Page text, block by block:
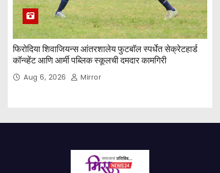
फिरोदिया शिवाजियन्स आंतरशालेय फुटबॉल स्पर्धेत सेक्रेटहार्ड
कॉन्व्हेंट आणि आर्मी पब्लिक स्कूलची दमदार कामगिरी
Aug 6, 2026 Mirror